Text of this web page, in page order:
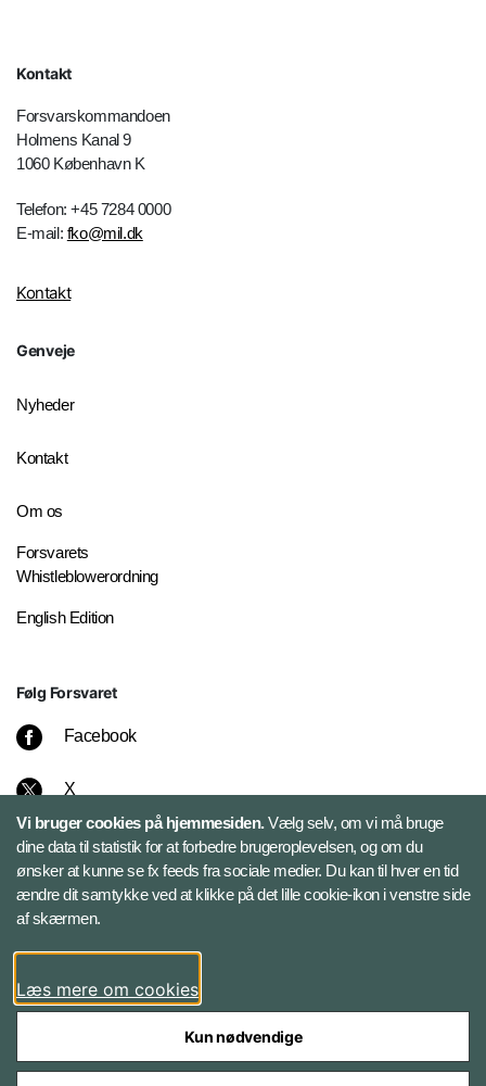
Kontakt
Forsvarskommandoen
Holmens Kanal 9
1060 København K
Telefon: +45 7284 0000
E-mail: fko@mil.dk
Kontakt
Genveje
Nyheder
Kontakt
Om os
Forsvarets
Whistleblowerordning
English Edition
Følg Forsvaret
Facebook
X
Instagram
Bluesky
LinkedIn
Vi bruger cookies på hjemmesiden.Vælg selv, om vi må bruge
dine data til statistik for at forbedre brugeroplevelsen, og om du
ønsker at kunne se fx feeds fra sociale medier. Du kan til hver en tid
ændre dit samtykke ved at klikke på det lille cookie-ikon i venstre side
af skærmen.
Læs mere om cookies
Kun nødvendige